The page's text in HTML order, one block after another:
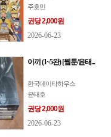
주호민
권당 2,000원
2026-06-23
이끼 (1~5완) [웹툰/윤태...
한국데이타하우스
윤태호
권당 2,000원
2026-06-23